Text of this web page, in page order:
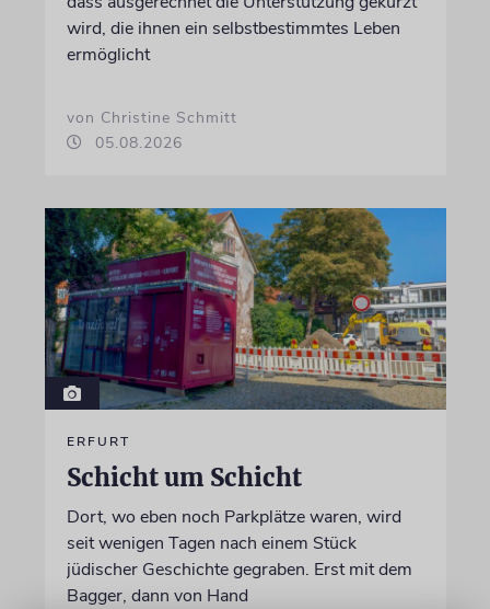
wird, die ihnen ein selbstbestimmtes Leben
ermöglicht
von Christine Schmitt
05.08.2026
ERFURT
Schicht um Schicht
Dort, wo eben noch Parkplätze waren, wird
seit wenigen Tagen nach einem Stück
jüdischer Geschichte gegraben. Erst mit dem
Bagger, dann von Hand